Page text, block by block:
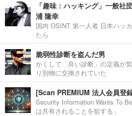
「趣味：ハッキング」一般社
浦 隆幸
国内 OSINT 第一人者 日本ハッ
たら
脆弱性診断を盗んだ男
かくして「良い診断」の定義が
り別物に交換されていた
[Scan PREMIUM 法人会員登
Security Information Wants To
は共有されることを欲する」